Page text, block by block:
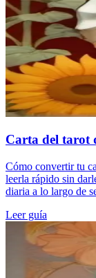
Carta del tarot
Cómo convertir tu
leerla rápido sin
diaria a lo largo de
Leer guía